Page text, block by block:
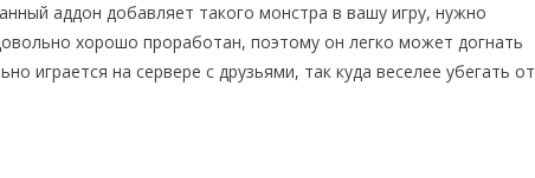
аддон добавляет такого монстра в вашу игру, нужно
хорошо проработан, поэтому он легко может догнать
играется на сервере с друзьями, так куда веселее убегать от